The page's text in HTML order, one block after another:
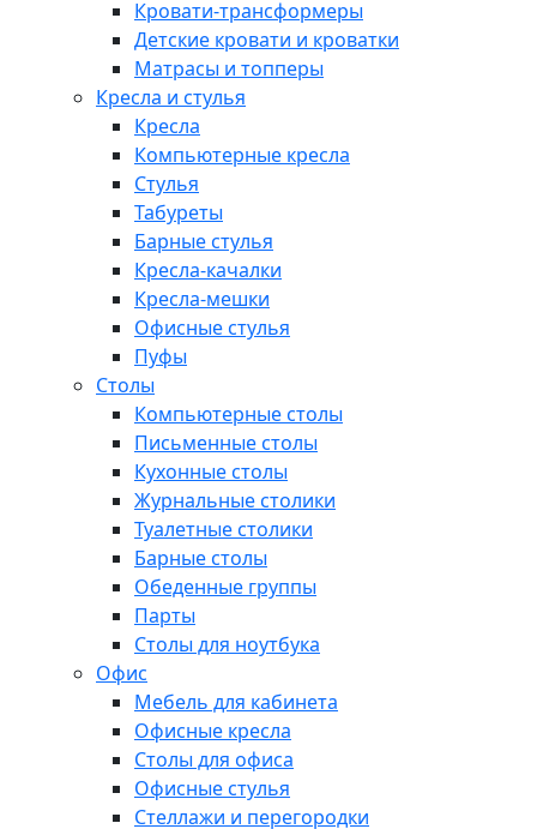
Кровати-трансформеры
Детские кровати и кроватки
Матрасы и топперы
Кресла и стулья
Кресла
Компьютерные кресла
Стулья
Табуреты
Барные стулья
Кресла-качалки
Кресла-мешки
Офисные стулья
Пуфы
Столы
Компьютерные столы
Письменные столы
Кухонные столы
Журнальные столики
Туалетные столики
Барные столы
Обеденные группы
Парты
Столы для ноутбука
Офис
Мебель для кабинета
Офисные кресла
Столы для офиса
Офисные стулья
Стеллажи и перегородки